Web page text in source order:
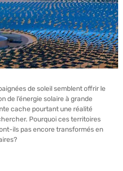
de soleil semblent offrir le
de l’énergie solaire à grande
cache pourtant une réalité
Pourquoi ces territoires
ils pas encore transformés en